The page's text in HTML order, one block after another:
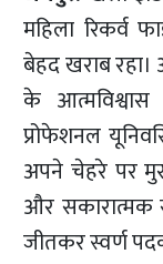
महिला रिकर्व
बेहद खराब
के
प्रोफेशनल
अपने चेहरे पर
और
जीतकर स्वर्ण